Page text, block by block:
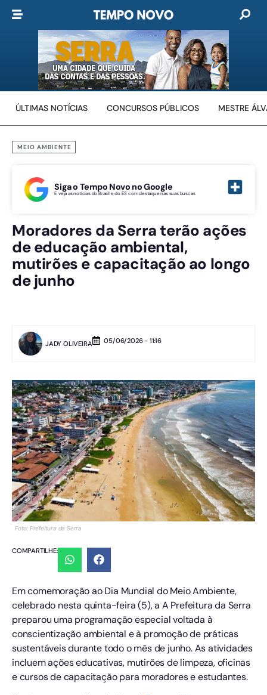
ÚLTIMAS NOTÍCIAS CONCURSOS PÚBLICOS MESTRE
MEIO AMBIENTE
Siga o Tempo Novo no Google
E veja as notícias do Brasil e do ES com destaque nas suas buscas
Moradores da Serra terão ações
de educação ambiental,
mutirões e capacitação ao longo
de junho
JADY OLIVEIRA 05/06/2026 - 11:16
Foto: Prefeitura da Serra
COMPARTILHE:
Em comemoração ao Dia Mundial do Meio Ambiente,
celebrado nesta quinta-feira (5), a A Prefeitura da Serra
preparou uma programação especial voltada à
conscientização ambiental e à promoção de práticas
sustentáveis durante todo o mês de junho. As atividades
incluem ações educativas, mutirões de limpeza, oficinas
e cursos de capacitação para moradores e estudantes.